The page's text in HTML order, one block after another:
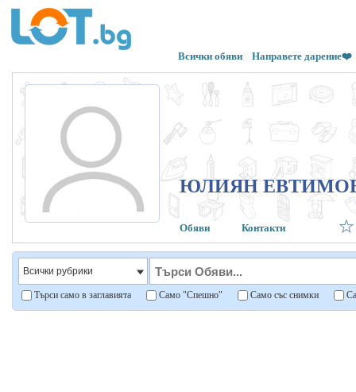
Всички обяви Направете дарение❤️
ЮЛИЯН
Обяви Контакти
Търси само в заглавията Само "Спешно" Само със снимки